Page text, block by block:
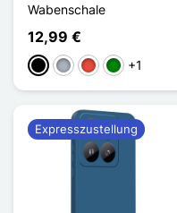
Wabenschale
12,99 €
Schwarz
GrauRot Grün+1
Expresszustellung